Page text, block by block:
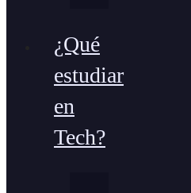
¿Qué
estudiar
en
Tech?